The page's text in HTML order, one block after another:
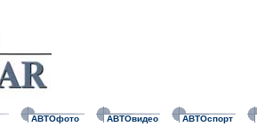
АВТОфото АВТОвидео АВТОспорт